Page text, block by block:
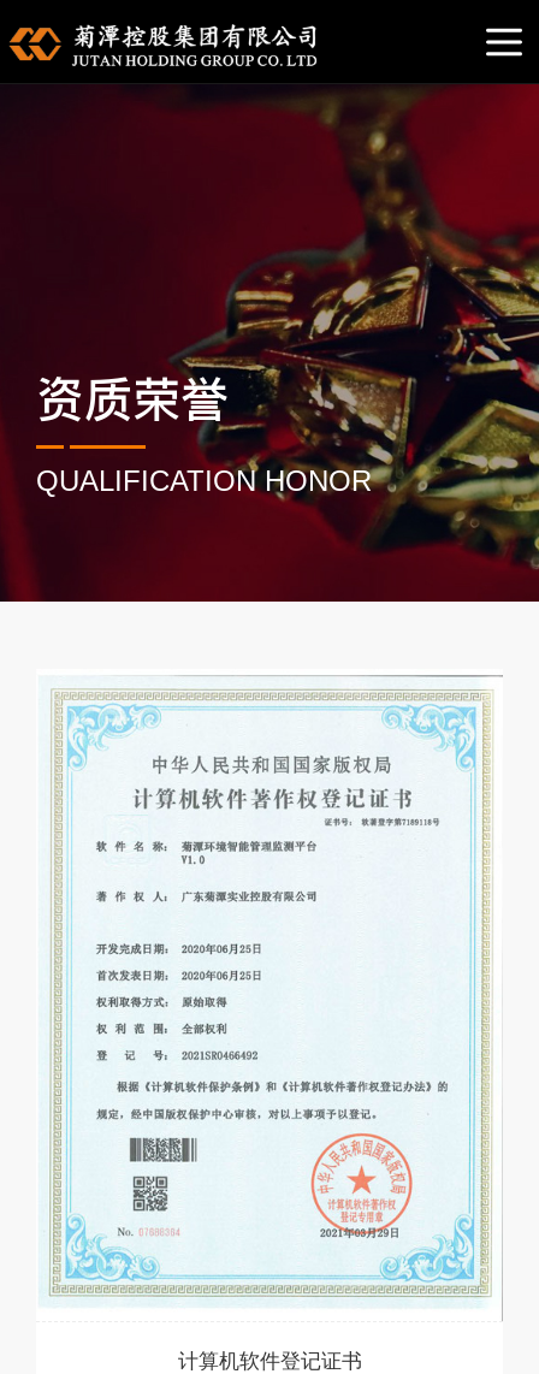
资质荣誉
QUALIFICATION HONOR
计算机软件登记证书